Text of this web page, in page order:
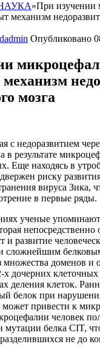
»При изучении
механизм
Опубликовано
мозга
с недоразвитием
в результате
Еще находясь в
риску
вируса Зика,
в первые ряды.
ученые
непосредственно
и развитие
сложнейшим
доменов и
х дочерних
деления клеток.
белок при
привести к
человек
белка CIT,
не до